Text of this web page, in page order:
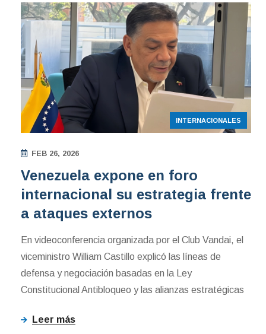
INTERNACIONALES
FEB 26, 2026
Venezuela expone en foro
internacional su estrategia frente
a ataques externos
En videoconferencia organizada por el Club Vandai, el
viceministro William Castillo explicó las líneas de
defensa y negociación basadas en la Ley
Constitucional Antibloqueo y las alianzas estratégicas
Leer más